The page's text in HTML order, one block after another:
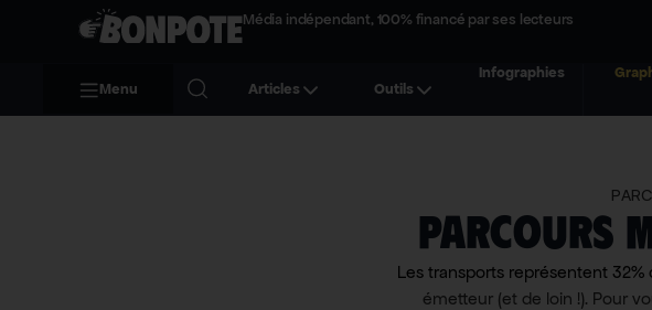
Média indépendant, 100% financé par ses lecteurs
Menu Articles Outils
Infographies
Parcours
Les transports représentent
émetteur (et de loin !). Pour